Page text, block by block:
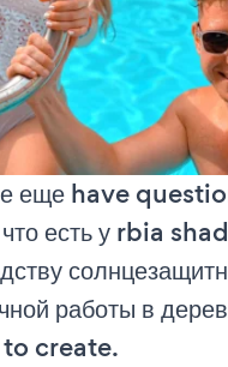
еще have
есть у rbia
работы в
create.